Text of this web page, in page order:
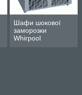
Шафи шокової
заморозки
Whirpool